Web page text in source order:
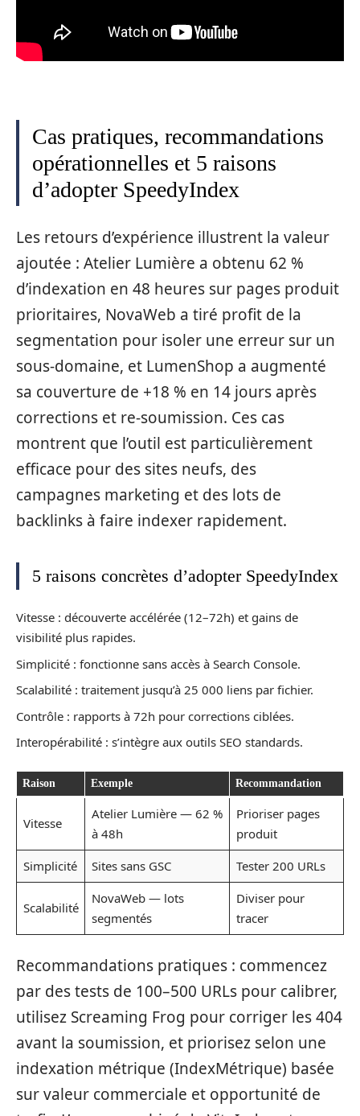
Cas pratiques, recommandations
opérationnelles et 5 raisons
d’adopter SpeedyIndex
Les retours d’expérience illustrent la valeur
ajoutée : Atelier Lumière a obtenu 62 %
d’indexation en 48 heures sur pages produit
prioritaires, NovaWeb a tiré profit de la
segmentation pour isoler une erreur sur un
sous‑domaine, et LumenShop a augmenté
sa couverture de +18 % en 14 jours après
corrections et re-soumission. Ces cas
montrent que l’outil est particulièrement
efficace pour des sites neufs, des
campagnes marketing et des lots de
backlinks à faire indexer rapidement.
5 raisons concrètes d’adopter SpeedyIndex
Vitesse : découverte accélérée (12–72h) et gains de
visibilité plus rapides.
Simplicité : fonctionne sans accès à Search Console.
Scalabilité : traitement jusqu’à 25 000 liens par fichier.
Contrôle : rapports à 72h pour corrections ciblées.
Interopérabilité : s’intègre aux outils SEO standards.
Raison Exemple Recommandation
Vitesse
Atelier Lumière — 62 %
à 48h
Prioriser pages
produit
Simplicité
Sites sans GSC Tester 200 URLs
Scalabilité
NovaWeb — lots
segmentés
Diviser pour
tracer
Recommandations pratiques : commencez
par des tests de 100–500 URLs pour calibrer,
utilisez Screaming Frog pour corriger les 404
avant la soumission, et priorisez selon une
indexation métrique (IndexMétrique) basée
sur valeur commerciale et opportunité de